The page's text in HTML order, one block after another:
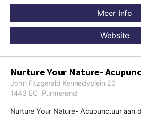
Meer Info
Website
Nurture Your Nature-
John Fitzgerald Kennedyplein 20
1443 EC Purmerend
Nurture Your Nature- Acupunctuur aan